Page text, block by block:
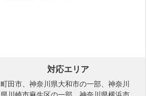
対応エリア
町田市、神奈川県大和市の一部、神奈川